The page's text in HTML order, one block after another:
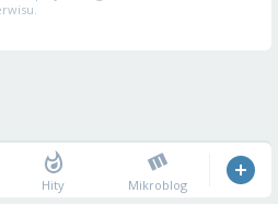
Hity Mikroblog